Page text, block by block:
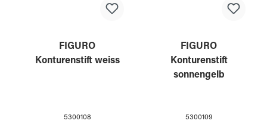
FIGURO
Konturenstift weiss
5300108
FIGURO
Konturenstift
sonnengelb
5300109